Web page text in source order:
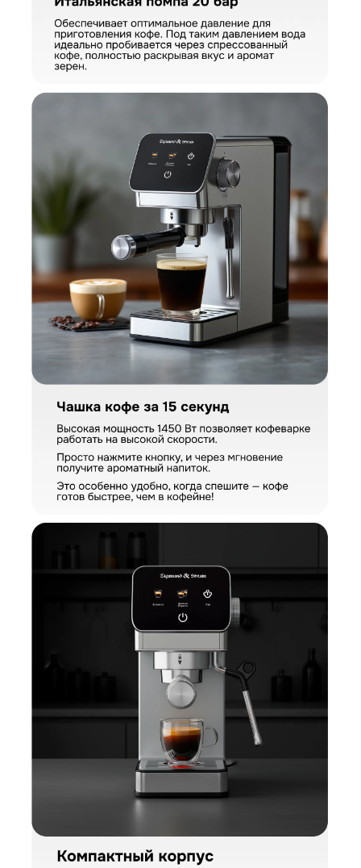
КУПИТЬ В ОДИН КЛИК
Заполните короткую форму —
и мы оформим заказ за вас.
Кофеварка Zigmund & Shtain ZCM-884
Вариант
Ваше имя
Ваш номер
Кофеварка Zigmund & Shtain ZCM-884
Поделитесь впечатлениями
Отправить отзыв
С условиями "Пользовательского соглашения" ознакомлен